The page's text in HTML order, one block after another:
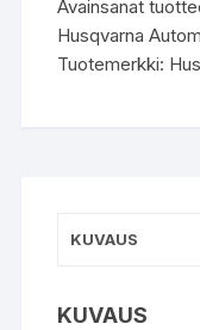
Avainsanat
Husqvarna
Tuotemerkki:
KUVAUS
KUVAUS